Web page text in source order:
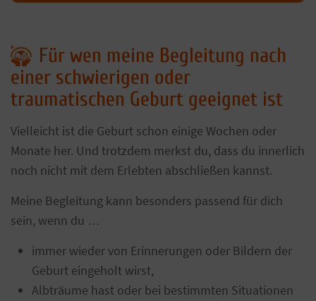
Für wen meine Begleitung nach
einer schwierigen oder
traumatischen Geburt geeignet ist
Vielleicht ist die Geburt schon einige Wochen oder
Monate her. Und trotzdem merkst du, dass du innerlich
noch nicht mit dem Erlebten abschließen kannst.
Meine Begleitung kann besonders passend für dich
sein, wenn du …
immer wieder von Erinnerungen oder Bildern der
Geburt eingeholt wirst,
Albträume hast oder bei bestimmten Situationen